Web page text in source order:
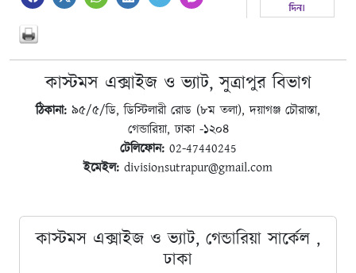
কাস্টমস এক্সাইজ ও ভ্যাট, সুত্রাপুর বিভাগ
ঠিকানা: ৯৫/৫/ডি, ডিস্টিলারী রোড (৮ম তলা), দয়াগঞ্জ চৌরাস্তা,
গেন্ডারিয়া, ঢাকা -১২০৪
টেলিফোন:02-47440245
ইমেইল: divisionsutrapur@gmail.com
কাস্টমস এক্সাইজ ও ভ্যাট, গেন্ডারিয়া সার্কেল ,
ঢাকা